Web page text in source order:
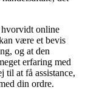
online
være et bevis
og at den
erfaring med
til at få assistance,
din ordre.